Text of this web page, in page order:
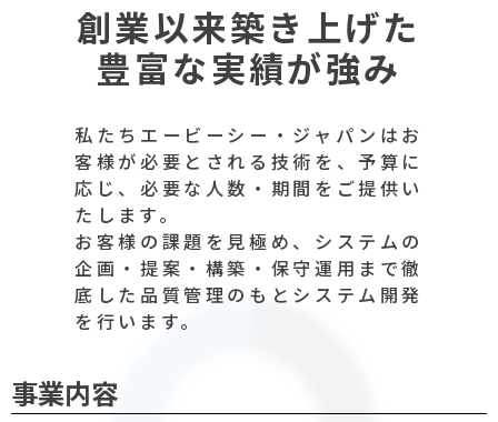
創業以来築き上げた
豊富な実績が強み
私たちエービーシー・ジャパンはお
客様が必要とされる技術を、予算に
応じ、必要な人数・期間をご提供い
たします。
お客様の課題を見極め、システムの
企画・提案・構築・保守運用まで徹
底した品質管理のもとシステム開発
を行います。
事業内容